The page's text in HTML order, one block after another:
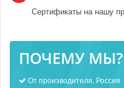
Сертификаты на нашу
ПОЧЕМУ МЫ?
От производителя, Россия